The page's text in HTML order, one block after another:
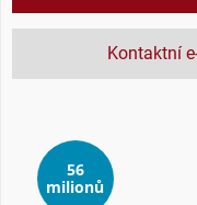
Kontaktní
56
milionů